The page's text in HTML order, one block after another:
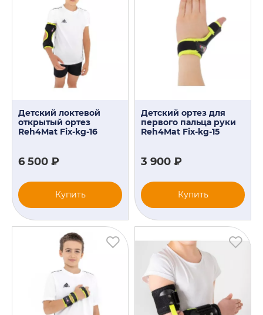
Детский локтевой
открытый ортез
Reh4Mat Fix-kg-16
6 500 ₽
Купить
Детский ортез для
первого пальца руки
Reh4Mat Fix-kg-15
3 900 ₽
Купить